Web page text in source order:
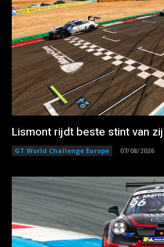
Lismont rijdt beste stint van
GT World Challenge Europe 07/08/2026